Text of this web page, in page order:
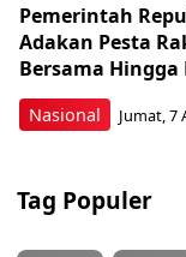
Nasional
Pemerintah
Adakan Pesta
Bersama
Jumat, 7
Tag Populer